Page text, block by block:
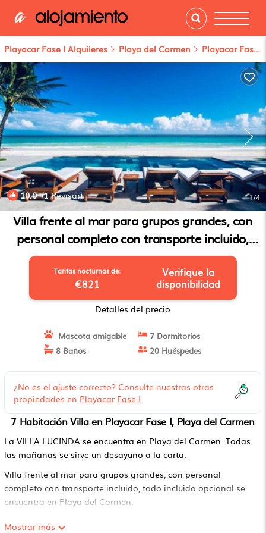
Playacar Fase I Alquileres Playa del Carmen Playacar Fase I
10.0(1 Revisar) 1/4
Villa frente al mar para grupos grandes, con
personal completo con transporte incluido,
todo incluido opcional | Villa en Playa del
Carmen
Tarifas nocturnas de:
€821
Verifique la
disponibilidad
Detalles del precio
Mascota amigable
7 Dormitorios
8 Baños
20 Huéspedes
¿No es el ajuste correcto? Consulte nuestras otras
propiedades en Playacar Fase I
7 Habitación Villa en Playacar Fase I, Playa del Carmen
La VILLA LUCINDA se encuentra en Playa del Carmen. Todas
las mañanas se sirve un desayuno a la carta.
Villa frente al mar para grupos grandes, con personal
completo con transporte incluido, todo incluido opcional se
encuentra en Playa del Carmen.
Este 7 Dormitorios Villa es adecuado para turistas y viajeros.
Mostrar más